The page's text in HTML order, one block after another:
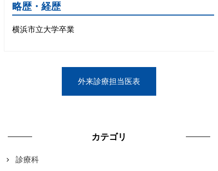
略歴・経歴
横浜市立大学卒業
外来診療担当医表
カテゴリ
診療科